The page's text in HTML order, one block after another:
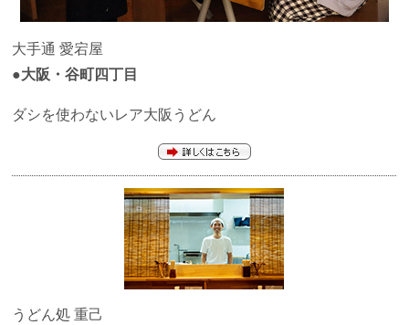
大手通 愛宕屋
●大阪・谷町四丁目
ダシを使わないレア大阪うどん
うどん処 重己